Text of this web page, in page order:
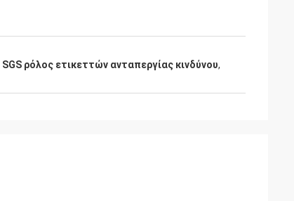
SGS ρόλος ετικεττών ανταπεργίας κινδύνου,